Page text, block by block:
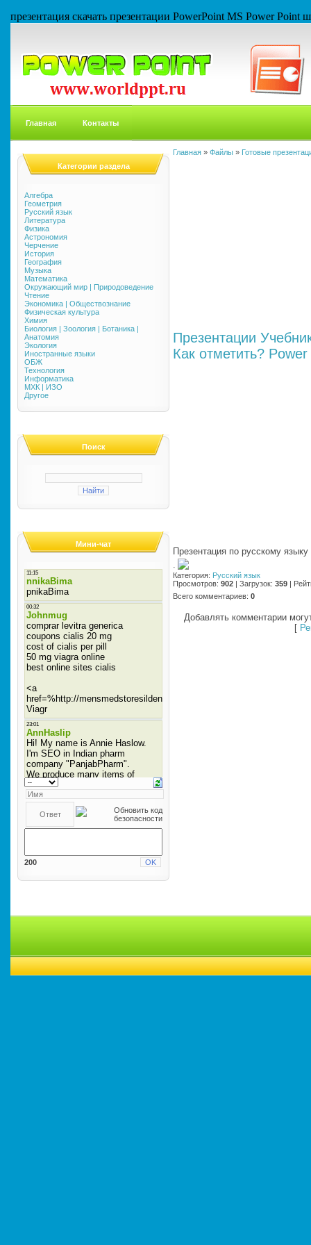
презентация скачать презентации PowerPoint MS Power
Главная Контакты
Категории раздела
Алгебра
Геометрия
Русский язык
Литература
Физика
Астрономия
Черчение
История
География
Музыка
Математика
Окружающий мир | Природоведение
Чтение
Экономика | Обществознание
Физическая культура
Химия
Биология | Зоология | Ботаника |
Анатомия
Экология
Иностранные языки
ОБЖ
Технология
Информатика
МХК | ИЗО
Другое
Поиск
Мини-чат
200
Главная » Файлы » Готовые
Презентации
Как отметить?
Презентация по русскому
·
Категория: Русский язык
Просмотров: 902 | Загрузок: 359 |
Всего комментариев: 0
Добавлять комментарии
[